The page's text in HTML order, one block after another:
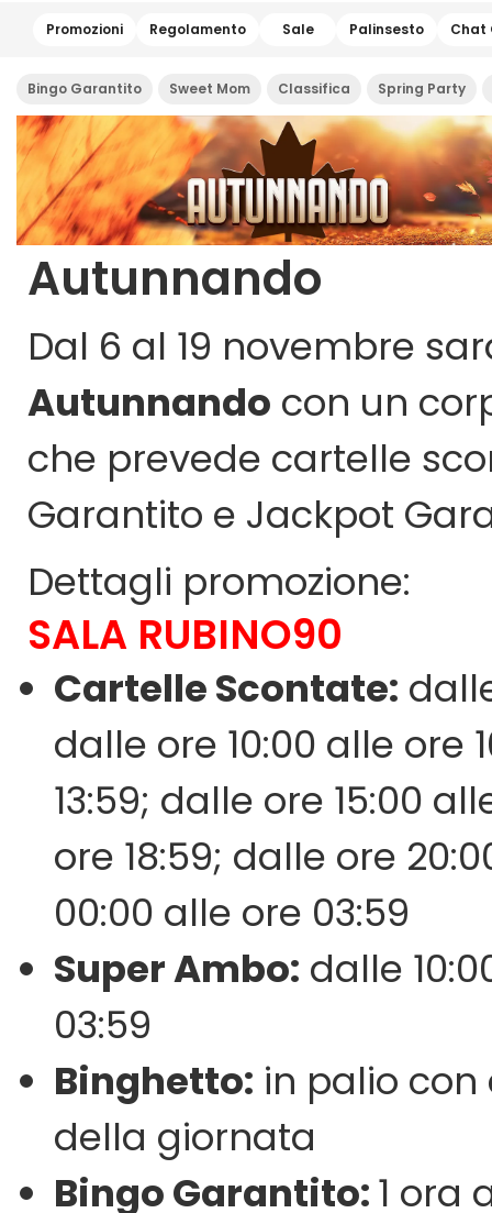
Promozioni Regolamento Sale Palinsesto Chat
Bingo Garantito Sweet Mom Classifica Spring Party
Autunnando
Dal 6 al 19 novembre
Autunnando con un
che prevede cartelle
Garantito e Jackpot
Dettagli promozione:
SALA RUBINO90
Cartelle Scontate:
dalle ore 10:00 alle ore
13:59; dalle ore 15:00
ore 18:59; dalle ore
00:00 alle ore 03:59
Super Ambo: dalle
03:59
Binghetto: in palio
della giornata
Bingo Garantito:1 ora